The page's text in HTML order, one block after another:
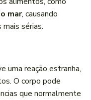
mar, causando
sérias.
uma reação estranha,
O corpo pode
que normalmente